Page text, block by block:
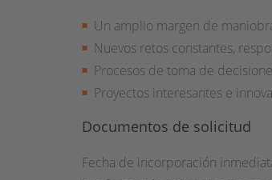
Un amplio margen de
Nuevos retos constantes,
Procesos de toma de
Proyectos interesantes e
Documentos de solicitud
Fecha de incorporación